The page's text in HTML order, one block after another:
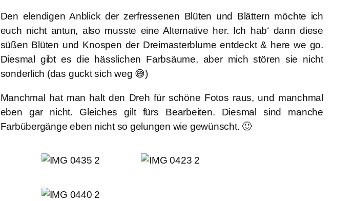
Den elendigen Anblick der zerfressenen Blüten und Blättern möchte ich
euch nicht antun, also musste eine Alternative her. Ich hab‘ dann diese
süßen Blüten und Knospen der Dreimasterblume entdeckt & here we go.
Diesmal gibt es die hässlichen Farbsäume, aber mich stören sie nicht
sonderlich (das guckt sich weg 😅)
Manchmal hat man halt den Dreh für schöne Fotos raus, und manchmal
eben gar nicht. Gleiches gilt fürs Bearbeiten. Diesmal sind manche
Farbübergänge eben nicht so gelungen wie gewünscht. 🙂